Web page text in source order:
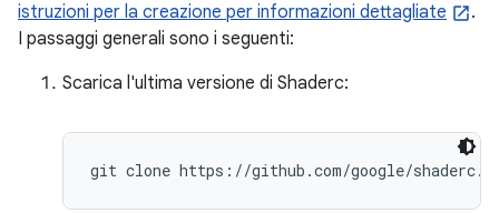
istruzioni per la creazione per informazioni dettagliate
.
I passaggi generali sono i seguenti:
Scarica l'ultima versione di Shaderc:
git clone https://github.com/google/